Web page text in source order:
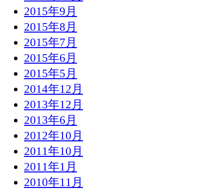
2015年9月
2015年8月
2015年7月
2015年6月
2015年5月
2014年12月
2013年12月
2013年6月
2012年10月
2011年10月
2011年1月
2010年11月